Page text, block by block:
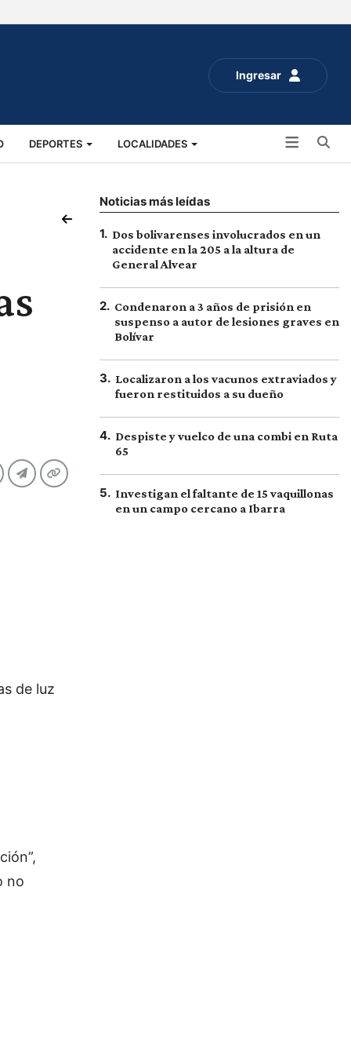
Ingresar
DEPORTES LOCALIDADES
de luz
no
Noticias más leídas
1. Dos bolivarenses involucrados en un
accidente en la 205 a la altura de
General Alvear
2. Condenaron a 3 años de prisión en
suspenso a autor de lesiones graves en
Bolívar
3. Localizaron a los vacunos extraviados y
fueron restituidos a su dueño
4. Despiste y vuelco de una combi en Ruta
65
5. Investigan el faltante de 15 vaquillonas
en un campo cercano a Ibarra